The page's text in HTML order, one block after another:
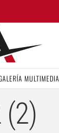
MULTIMEDIA
(2)